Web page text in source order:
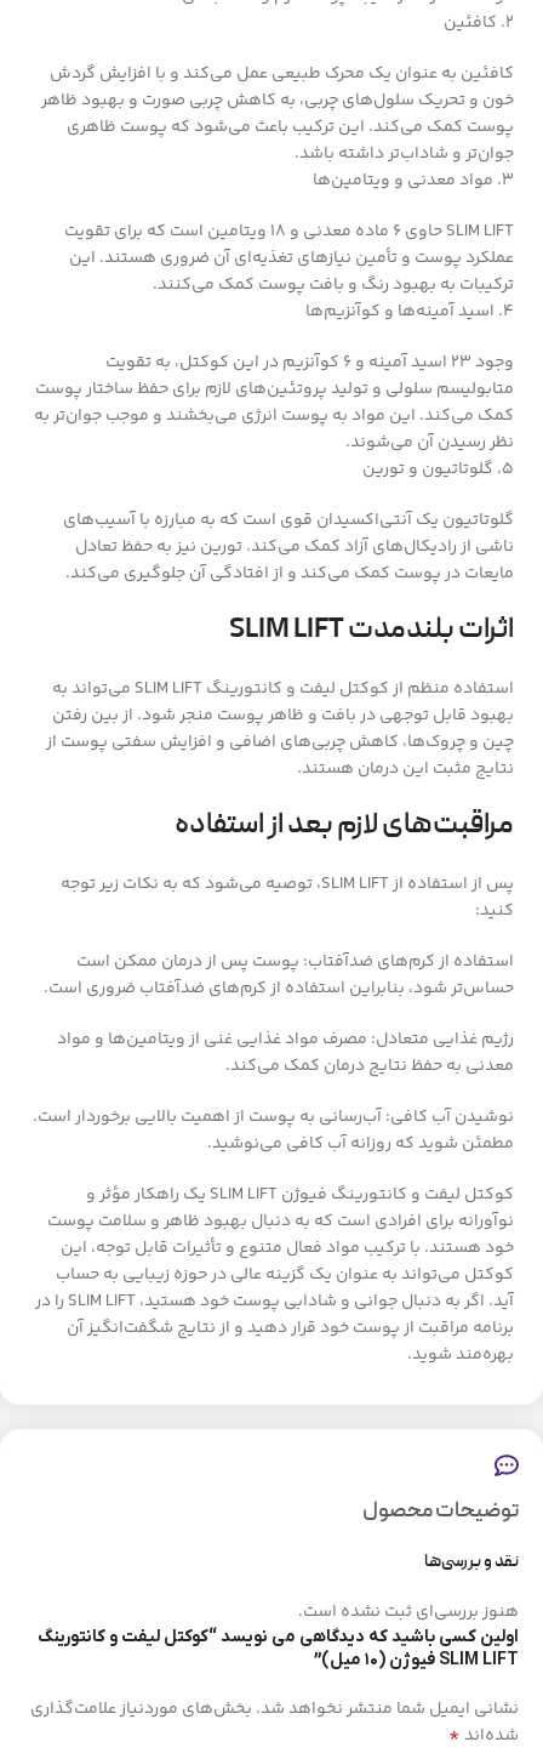
2. کافئین
کافئین به عنوان یک محرک طبیعی عمل می‌کند و با افزایش گردش
خون و تحریک سلول‌های چربی، به کاهش چربی صورت و بهبود ظاهر
پوست کمک می‌کند. این ترکیب باعث می‌شود که پوست ظاهری
جوان‌تر و شاداب‌تر داشته باشد.
3. مواد معدنی و ویتامین‌ها
SLIM LIFT حاوی ۶ ماده معدنی و ۱۸ ویتامین است که برای تقویت
عملکرد پوست و تأمین نیازهای تغذیه‌ای آن ضروری هستند. این
ترکیبات به بهبود رنگ و بافت پوست کمک می‌کنند.
4. اسید آمینه‌ها و کوآنزیم‌ها
وجود ۲۳ اسید آمینه و ۶ کوآنزیم در این کوکتل، به تقویت
متابولیسم سلولی و تولید پروتئین‌های لازم برای حفظ ساختار پوست
کمک می‌کند. این مواد به پوست انرژی می‌بخشند و موجب جوان‌تر به
نظر رسیدن آن می‌شوند.
5. گلوتاتیون و تورین
گلوتاتیون یک آنتی‌اکسیدان قوی است که به مبارزه با آسیب‌های
ناشی از رادیکال‌های آزاد کمک می‌کند. تورین نیز به حفظ تعادل
مایعات در پوست کمک می‌کند و از افتادگی آن جلوگیری می‌کند.
اثرات بلندمدت SLIM LIFT
استفاده منظم از کوکتل لیفت و کانتورینگ SLIM LIFT می‌تواند به
بهبود قابل توجهی در بافت و ظاهر پوست منجر شود. از بین رفتن
چین و چروک‌ها، کاهش چربی‌های اضافی و افزایش سفتی پوست از
نتایج مثبت این درمان هستند.
مراقبت‌های لازم بعد از استفاده
پس از استفاده از SLIM LIFT، توصیه می‌شود که به نکات زیر توجه
کنید:
استفاده از کرم‌های ضدآفتاب: پوست پس از درمان ممکن است
حساس‌تر شود، بنابراین استفاده از کرم‌های ضدآفتاب ضروری است.
رژیم غذایی متعادل: مصرف مواد غذایی غنی از ویتامین‌ها و مواد
معدنی به حفظ نتایج درمان کمک می‌کند.
نوشیدن آب کافی: آب‌رسانی به پوست از اهمیت بالایی برخوردار است.
مطمئن شوید که روزانه آب کافی می‌نوشید.
کوکتل لیفت و کانتورینگ فیوژن SLIM LIFT یک راهکار مؤثر و
نوآورانه برای افرادی است که به دنبال بهبود ظاهر و سلامت پوست
خود هستند. با ترکیب مواد فعال متنوع و تأثیرات قابل توجه، این
کوکتل می‌تواند به عنوان یک گزینه عالی در حوزه زیبایی به حساب
آید. اگر به دنبال جوانی و شادابی پوست خود هستید، SLIM LIFT را در
برنامه مراقبت از پوست خود قرار دهید و از نتایج شگفت‌انگیز آن
بهره‌مند شوید.
توضیحات محصول
نقد و بررسی‌ها
هنوز بررسی‌ای ثبت نشده است.
اولین کسی باشید که دیدگاهی می نویسد “کوکتل لیفت و کانتورینگ
SLIM LIFT فیوژن (۱۰ میل)”
نشانی ایمیل شما منتشر نخواهد شد. بخش‌های موردنیاز علامت‌گذاری
شده‌اند*